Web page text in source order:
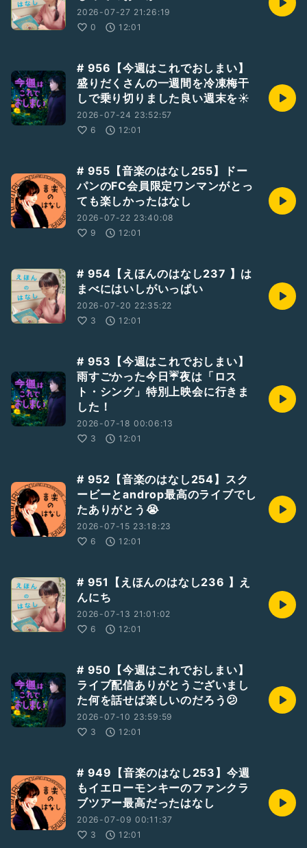
2026-07-27 21:26:19
0
12:01
# 956【今週はこれでおしまい】
盛りだくさんの一週間を冷凍梅干
しで乗り切りました良い週末を☀️
2026-07-24 23:52:57
6
12:01
# 955【音楽のはなし255】ドー
パンのFC会員限定ワンマンがとっ
ても楽しかったはなし
2026-07-22 23:40:08
9
12:01
# 954【えほんのはなし237 】は
まべにはいしがいっぱい
2026-07-20 22:35:22
3
12:01
# 953【今週はこれでおしまい】
雨すごかった今日☔夜は「ロス
ト・シング」特別上映会に行きま
した！
2026-07-18 00:06:13
3
12:01
# 952【音楽のはなし254】スク
ービーとandrop最高のライブでし
たありがとう😭
2026-07-15 23:18:23
6
12:01
# 951【えほんのはなし236 】え
んにち
2026-07-13 21:01:02
6
12:01
# 950【今週はこれでおしまい】
ライブ配信ありがとうございまし
た何を話せば楽しいのだろう😕
2026-07-10 23:59:59
3
12:01
# 949【音楽のはなし253】今週
もイエローモンキーのファンクラ
ブツアー最高だったはなし
2026-07-09 00:11:37
3
12:01